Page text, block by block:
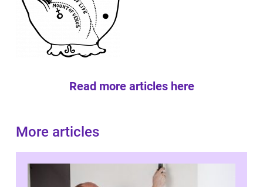
Read more articles here
More articles